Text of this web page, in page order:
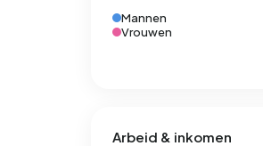
Mannen
Vrouwen
Arbeid & inkomen